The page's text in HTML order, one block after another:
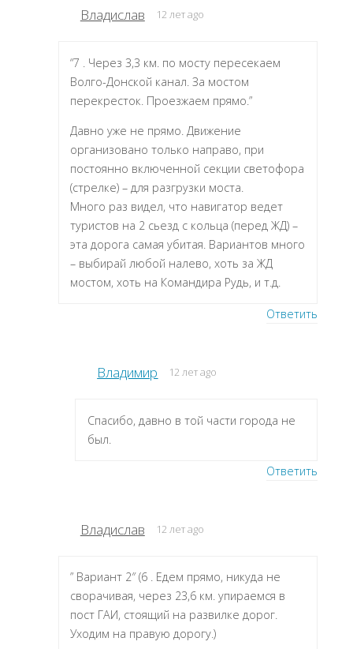
Владислав 12 лет ago
“7 . Через 3,3 км. по мосту пересекаем
Волго-Донской канал. За мостом
перекресток. Проезжаем прямо.”
Давно уже не прямо. Движение
организовано только направо, при
постоянно включенной секции светофора
(стрелке) – для разгрузки моста.
Много раз видел, что навигатор ведет
туристов на 2 сьезд с кольца (перед ЖД) –
эта дорога самая убитая. Вариантов много
– выбирай любой налево, хоть за ЖД
мостом, хоть на Командира Рудь, и т.д.
Ответить
Владимир 12 лет ago
Спасибо, давно в той части города не
был.
Ответить
Владислав 12 лет ago
” Вариант 2″ (6 . Едем прямо, никуда не
сворачивая, через 23,6 км. упираемся в
пост ГАИ, стоящий на развилке дорог.
Уходим на правую дорогу.)